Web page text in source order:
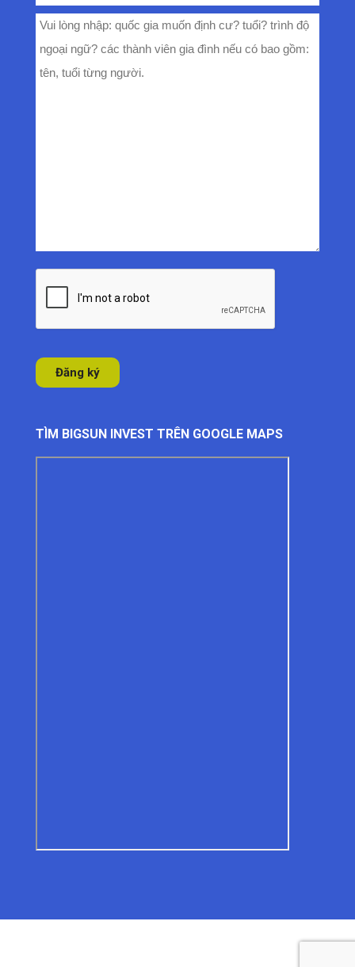
TÌM BIGSUN INVEST TRÊN GOOGLE MAPS